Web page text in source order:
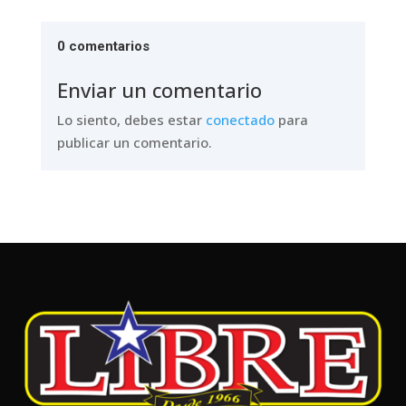
0 comentarios
Enviar un comentario
Lo siento, debes estar conectadopara
publicar un comentario.